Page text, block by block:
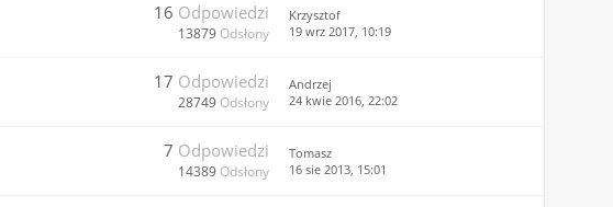
16 Odpowiedzi
13879 Odsłony
Krzysztof
19 wrz 2017, 10:19
17 Odpowiedzi
28749 Odsłony
Andrzej
24 kwie 2016, 22:02
7 Odpowiedzi
14389 Odsłony
Tomasz
16 sie 2013, 15:01